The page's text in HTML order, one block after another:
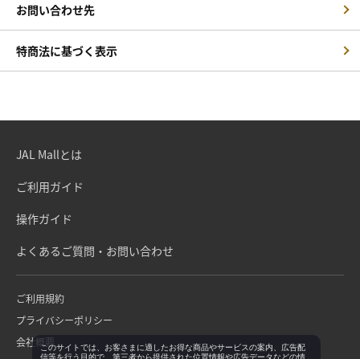
お問い合わせ先
特商法に基づく表示
JAL Mallとは
ご利用ガイド
操作ガイド
よくあるご質問・お問い合わせ
ご利用規約
プライバシーポリシー
会社概要このサイトでは、お客さまに適したお得な商品やサービスの案内、広告配
信等を行う目的で、第三者から提供された位置情報や広告データなどの情